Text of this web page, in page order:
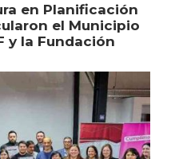
en Planificación
el Municipio
y la Fundación